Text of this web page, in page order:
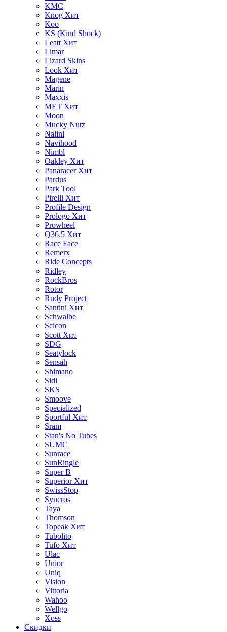
KMC
Knog Хит
Koo
KS (Kind Shock)
Leatt Хит
Limar
Lizard Skins
Look Хит
Magene
Marin
Maxxis
MET Хит
Moon
Mucky Nutz
Nalini
Navihood
Nimbl
Oakley Хит
Panaracer Хит
Pardus
Park Tool
Pirelli Хит
Profile Design
Prologo Хит
Prowheel
Q36.5 Хит
Race Face
Remerx
Ride Concepts
Ridley
RockBros
Rotor
Rudy Project
Santini Хит
Schwalbe
Scicon
Scott Хит
SDG
Seatylock
Sensah
Shimano
Sidi
SKS
Smoove
Specialized
Sportful Хит
Sram
Stan's No Tubes
SUMC
Sunrace
SunRingle
Super B
Superior Хит
SwissStop
Syncros
Taya
Thomson
Topeak Хит
Tubolito
Tufo Хит
Ulac
Unior
Uniq
Vision
Vittoria
Wahoo
Wellgo
Xoss
Скидки